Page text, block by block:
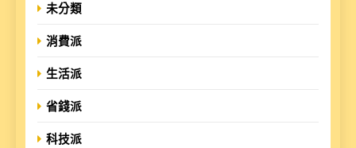
未分類
消費派
生活派
省錢派
科技派